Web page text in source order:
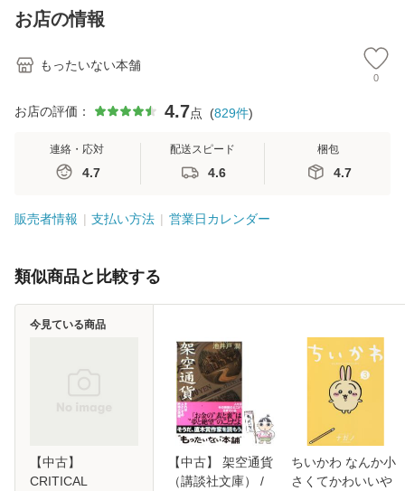
恵 藤本幸三 / 南江
堂 [単行
お店の情報
もったいない本舗
0
お店の評価： 4.7点 (829件)
連絡・応対
4.7
配送スピード
4.6
梱包
4.7
販売者情報 支払い方法 営業日カレンダー
類似商品と比較する
【中古】
CRITICAL
今見ている商品
【中古】 架空通貨
（講談社文庫） /
ちいかわ なんか小
さくてかわいいや